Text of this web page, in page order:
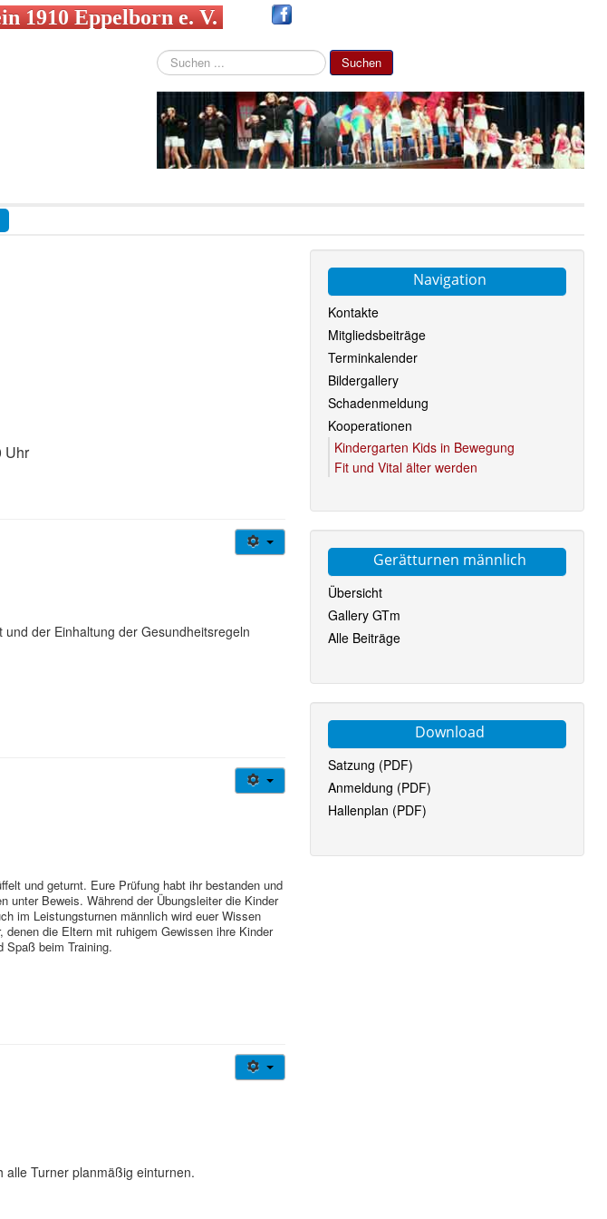
1910 Eppelborn e. V.
Suchen
...
Suchen
Uhr
der Einhaltung der Gesundheitsregeln
und geturnt. Eure Prüfung habt ihr bestanden und
unter Beweis. Während der Übungsleiter die Kinder
im Leistungsturnen männlich wird euer Wissen
die Eltern mit ruhigem Gewissen ihre Kinder
Spaß beim Training.
alle Turner planmäßig einturnen.
Navigation
Kontakte
Mitgliedsbeiträge
Terminkalender
Bildergallery
Schadenmeldung
Kooperationen
Kindergarten Kids in Bewegung
Fit und Vital älter werden
Gerätturnen männlich
Übersicht
Gallery GTm
Alle Beiträge
Download
Satzung (PDF)
Anmeldung (PDF)
Hallenplan (PDF)